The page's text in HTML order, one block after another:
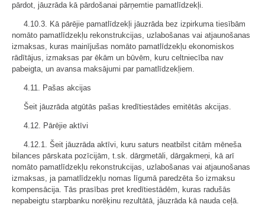
pārdot, jāuzrāda kā pārdošanai pārņemtie pamatlīdzekļi.
4.10.3. Kā pārējie pamatlīdzekļi jāuzrāda bez izpirkuma tiesībām
nomāto pamatlīdzekļu rekonstrukcijas, uzlabošanas vai atjaunošanas
izmaksas, kuras mainījušas nomāto pamatlīdzekļu ekonomiskos
rādītājus, izmaksas par ēkām un būvēm, kuru celtniecība nav
pabeigta, un avansa maksājumi par pamatlīdzekļiem.
4.11. Pašas akcijas
Šeit jāuzrāda atgūtās pašas kredītiestādes emitētās akcijas.
4.12. Pārējie aktīvi
4.12.1. Šeit jāuzrāda aktīvi, kuru saturs neatbilst citām mēneša
bilances pārskata pozīcijām, t.sk. dārgmetāli, dārgakmeņi, kā arī
nomāto pamatlīdzekļu rekonstrukcijas, uzlabošanas vai atjaunošanas
izmaksas, ja pamatlīdzekļu nomas līgumā paredzēta šo izmaksu
kompensācija. Tās prasības pret kredītiestādēm, kuras radušās
nepabeigtu starpbanku norēķinu rezultātā, jāuzrāda kā nauda ceļā.